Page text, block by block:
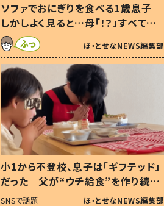
ソファでおにぎりを食べる1歳息子
しかしよく見ると…母「！？」すべてを
察した母の投稿に「可愛いから許
す！」「現行犯〜」
ほ・とせなNEWS編集部
小1から不登校、息子は「ギフテッド」
だった 父が“ウチ給食”を作り続け
る理由とは #令和の親 #令和の子
SNSで話題 ほ・とせなNEWS編集部